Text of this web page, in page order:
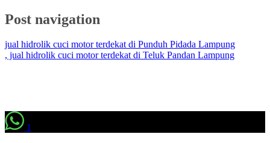
Post navigation
jual hidrolik cuci motor terdekat di Punduh Pidada Lampung
, jual hidrolik cuci motor terdekat di Teluk Pandan Lampung
1